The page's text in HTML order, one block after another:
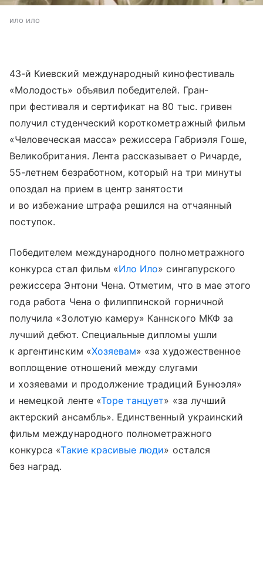
ило ило
43-й Киевский международный кинофестиваль
«Молодость» объявил победителей. Гран-
при фестиваля и сертификат на 80 тыс. гривен
получил студенческий короткометражный фильм
«Человеческая масса» режиссера Габриэля Гоше,
Великобритания. Лента рассказывает о Ричарде,
55-летнем безработном, который на три минуты
опоздал на прием в центр занятости
и во избежание штрафа решился на отчаянный
поступок.
Победителем международного полнометражного
конкурса стал фильм «Ило Ило» сингапурского
режиссера Энтони Чена. Отметим, что в мае этого
года работа Чена о филиппинской горничной
получила «Золотую камеру» Каннского МКФ за
лучший дебют. Специальные дипломы ушли
к аргентинским «Хозяевам» «за художественное
воплощение отношений между слугами
и хозяевами и продолжение традиций Бунюэля»
и немецкой ленте «Торе танцует» «за лучший
актерский ансамбль». Единственный украинский
фильм международного полнометражного
конкурса «Такие красивые люди» остался
без наград.